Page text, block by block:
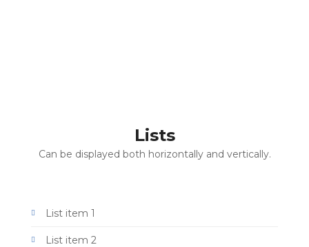
Lists
Can be displayed both horizontally and vertically.
List item 1
List item 2